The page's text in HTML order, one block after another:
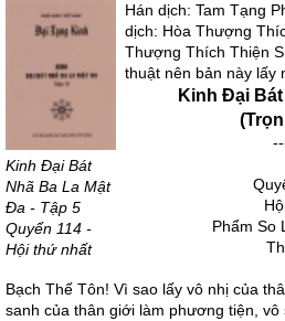
Kinh Đại Bát
Nhã Ba La Mật
Đa - Tập 5
Quyển 114 -
Hội thứ nhất
Hán dịch: Tam Tạng
dịch: Hòa Thượng
Thượng Thích Thiện
thuật nên bản này lấy
Kinh Đại
Phẩm So
Bạch Thế Tôn! Vì sao lấy vô nhị của
sanh của thân giới làm phương tiện,